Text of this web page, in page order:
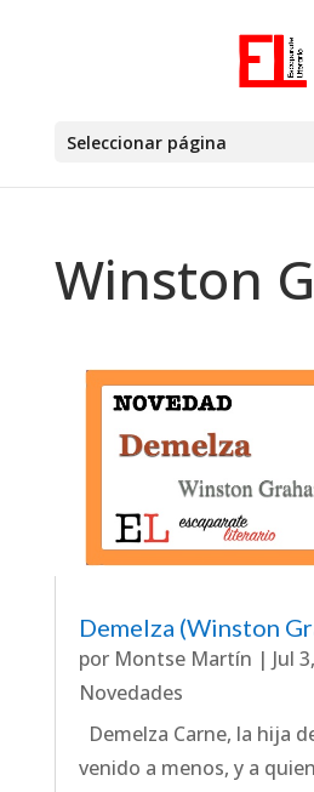
Seleccionar página
Winston
Demelza (Winston
por Montse Martín | Jul
Novedades
Demelza Carne, la hija
venido a menos, y a